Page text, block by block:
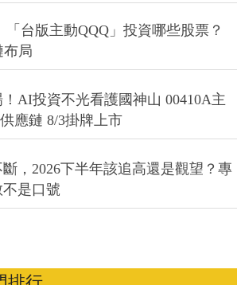
「台版主動QQQ」投資哪些股票？
局
AI投資不光看護國神山 00410A主
應鏈 8/3掛牌上市
，2026下半年該追高還是觀望？專
是口號